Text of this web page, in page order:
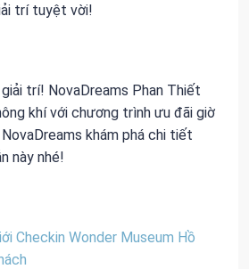
trí tuyệt vời!
trí! NovaDreams Phan Thiết
khí với chương trình ưu đãi giờ
khám phá chi tiết
này nhé!
Checkin Wonder Museum Hồ